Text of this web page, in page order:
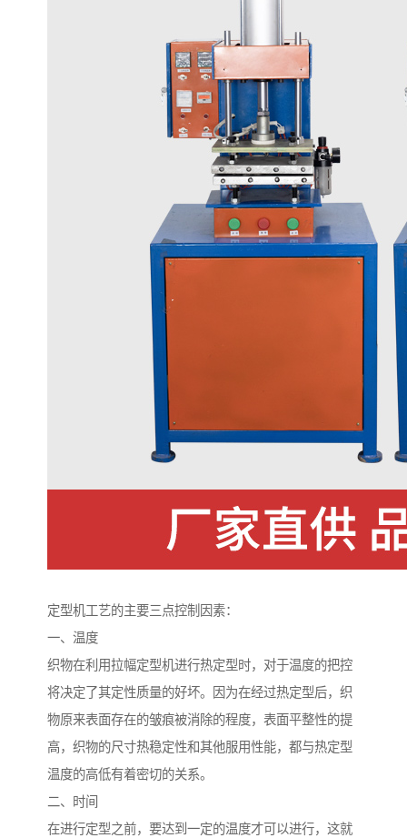
定型机工艺的主要三点控制因素：
一、温度
织物在利用拉幅定型机进行热定型时，对于温度的把控
将决定了其定性质量的好坏。因为在经过热定型后，织
物原来表面存在的皱痕被消除的程度，表面平整性的提
高，织物的尺寸热稳定性和其他服用性能，都与热定型
温度的高低有着密切的关系。
二、时间
在进行定型之前，要达到一定的温度才可以进行，这就